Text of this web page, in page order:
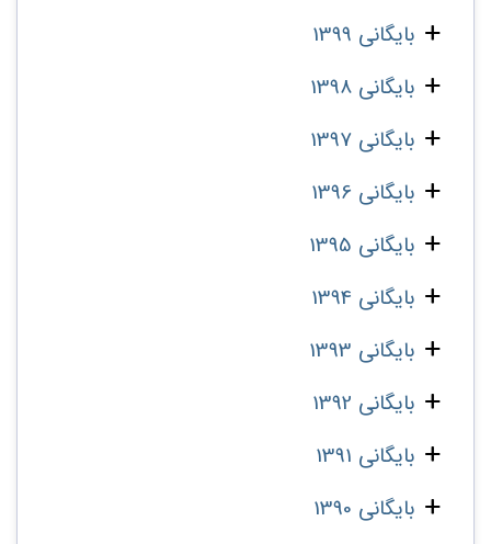
بایگانی 1399
بایگانی 1398
بایگانی 1397
بایگانی 1396
بایگانی 1395
بایگانی 1394
بایگانی 1393
بایگانی 1392
بایگانی 1391
بایگانی 1390